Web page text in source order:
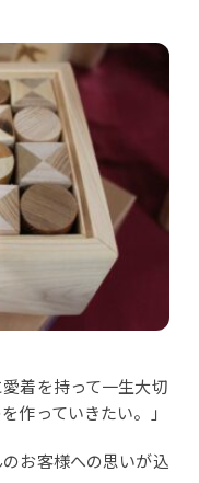
着を持って一生大切
作っていきたい。」
お客様への思いが込